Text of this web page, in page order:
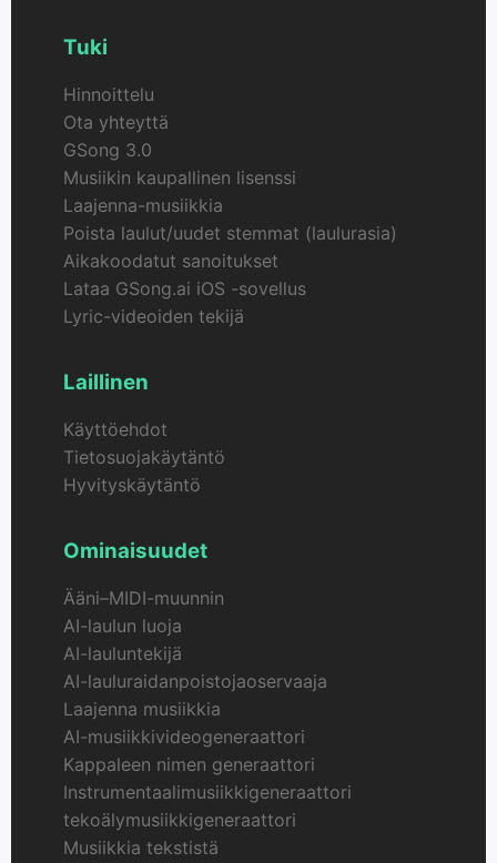
Tuki
Hinnoittelu
Ota yhteyttä
GSong 3.0
Musiikin kaupallinen lisenssi
Laajenna-musiikkia
Poista laulut/uudet stemmat (laulurasia)
Aikakoodatut sanoitukset
Lataa GSong.ai iOS -sovellus
Lyric-videoiden tekijä
Laillinen
Käyttöehdot
Tietosuojakäytäntö
Hyvityskäytäntö
Ominaisuudet
Ääni–MIDI-muunnin
AI-laulun luoja
AI-lauluntekijä
AI-lauluraidanpoistojaoservaaja
Laajenna musiikkia
AI-musiikkivideogeneraattori
Kappaleen nimen generaattori
Instrumentaalimusiikkigeneraattori
tekoälymusiikkigeneraattori
Musiikkia tekstistä